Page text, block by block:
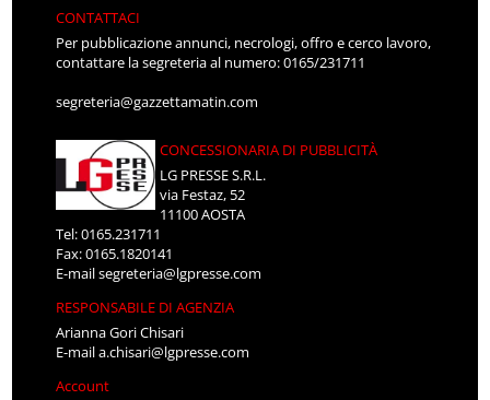
CONTATTACI
Per pubblicazione annunci, necrologi, offro e cerco lavoro,
contattare la segreteria al numero: 0165/231711
segreteria@gazzettamatin.com
CONCESSIONARIA DI PUBBLICITÀ
LG PRESSE S.R.L.
via Festaz, 52
11100 AOSTA
Tel: 0165.231711
Fax: 0165.1820141
E-mailsegreteria@lgpresse.com
RESPONSABILE DI AGENZIA
Arianna Gori Chisari
E-maila.chisari@lgpresse.com
Account